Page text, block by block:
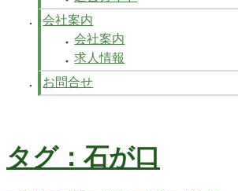
会社案内
会社案内
求人情報
お問合せ
タグ：石が口